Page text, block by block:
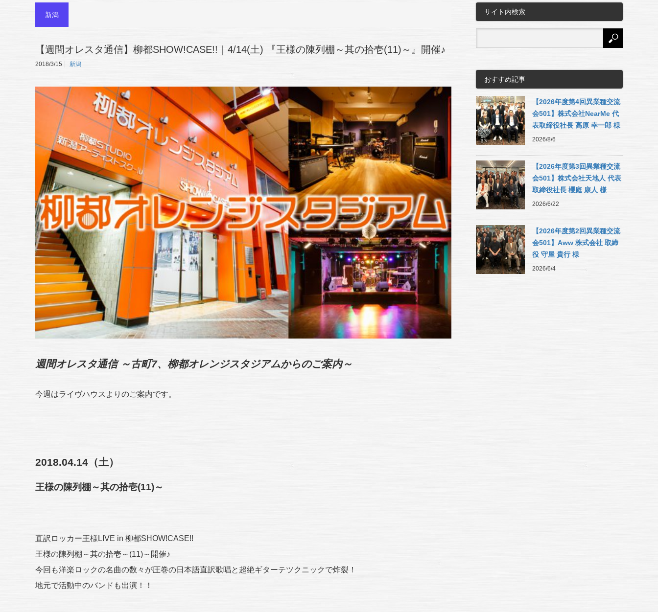
新潟
【週間オレスタ通信】柳都SHOW!CASE!!｜4/14(土) 『王様の陳列棚～其の拾壱(11)～』開催♪
2018/3/15 新潟
週間オレスタ通信 ～古町7、柳都オレンジスタジアムからのご案内～
今週はライヴハウスよりのご案内です。
2018.04.14（土）
王様の陳列棚～其の拾壱(11)～
直訳ロッカー王様LIVE in 柳都SHOW!CASE!!
王様の陳列棚～其の拾壱～(11)～開催♪
今回も洋楽ロックの名曲の数々が圧巻の日本語直訳歌唱と超絶ギターテツクニックで炸裂！
地元で活動中のバンドも出演！！
サイト内検索
おすすめ記事
【2026年度第4回異業種交流
会501】株式会社NearMe 代
表取締役社長 髙原 幸一郎 様
2026/8/6
【2026年度第3回異業種交流
会501】株式会社天地人 代表
取締役社長 櫻庭 康人 様
2026/6/22
【2026年度第2回異業種交流
会501】Aww 株式会社 取締
役 守屋 貴行 様
2026/6/4